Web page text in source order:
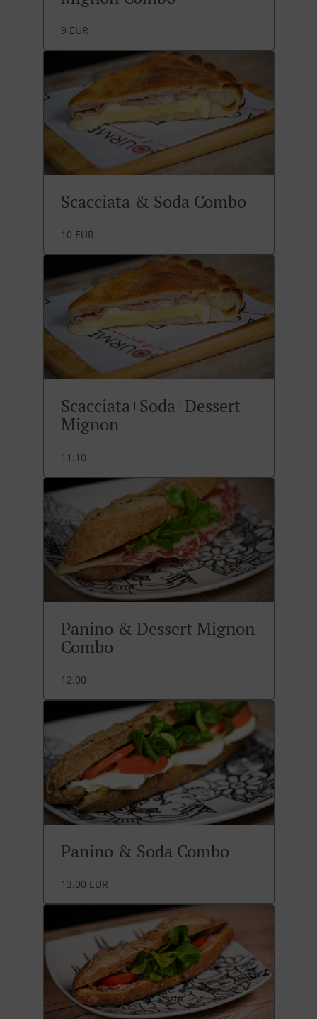
9 EUR
Scacciata & Soda Combo
10 EUR
Scacciata+Soda+Dessert
Mignon
11.10
Panino & Dessert Mignon
Combo
12.00
Panino & Soda Combo
13.00 EUR